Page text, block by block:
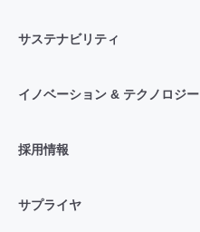
サステナビリティ
イノベーション & テクノロジー
採用情報
サプライヤ